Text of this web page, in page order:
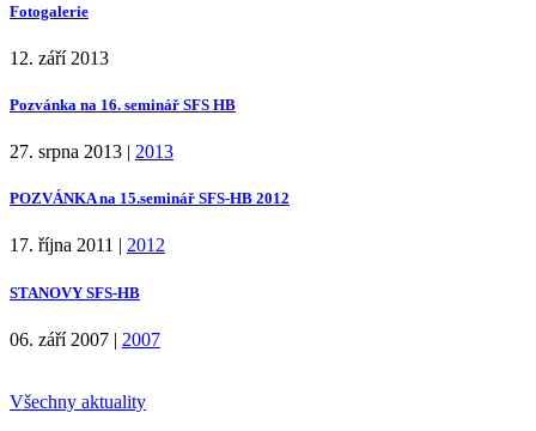
Fotogalerie
12. září 2013
Pozvánka na 16. seminář SFS HB
27. srpna 2013 | 2013
POZVÁNKA na 15.seminář SFS-HB 2012
17. října 2011 | 2012
STANOVY SFS-HB
06. září 2007 | 2007
Všechny aktuality